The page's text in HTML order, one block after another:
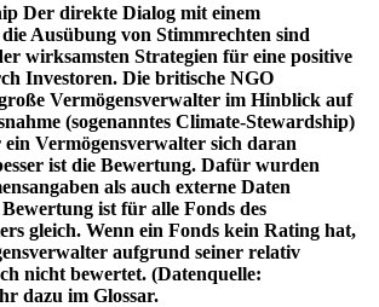
Der direkte Dialog mit einem
Ausübung von Stimmrechten sind
wirksamsten Strategien für eine positive
Investoren. Die britische NGO
Vermögensverwalter im Hinblick auf
(sogenanntes Climate-Stewardship)
ein Vermögensverwalter sich daran
ist die Bewertung. Dafür wurden
als auch externe Daten
ist für alle Fonds des
gleich. Wenn ein Fonds kein Rating hat,
aufgrund seiner relativ
nicht bewertet. (Datenquelle:
dazu im Glossar.